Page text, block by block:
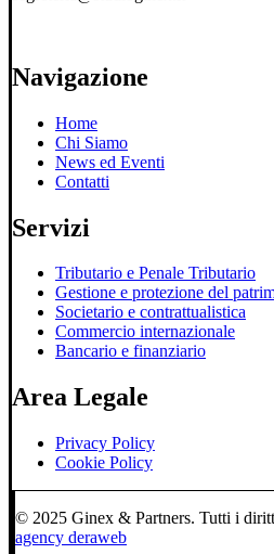
Navigazione
Home
Chi Siamo
News ed Eventi
Contatti
Servizi
Tributario e Penale Tributario
Gestione e protezione del
Societario e contrattualistica
Commercio internazionale
Bancario e finanziario
Area Legale
Privacy Policy
Cookie Policy
© 2025 Ginex & Partners. Tutti i
agency deraweb